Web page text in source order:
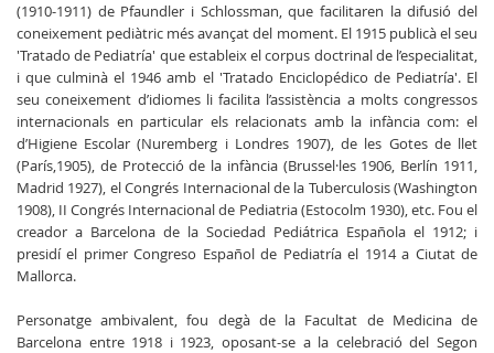
(1910-1911) de Pfaundler i Schlossman, que facilitaren la difusió del
coneixement pediàtric més avançat del moment. El 1915 publicà el seu
'Tratado de Pediatría' que estableix el corpus doctrinal de l’especialitat,
i que culminà el 1946 amb el 'Tratado Enciclopédico de Pediatría'. El
seu coneixement d’idiomes li facilita l’assistència a molts congressos
internacionals en particular els relacionats amb la infància com: el
d’Higiene Escolar (Nuremberg i Londres 1907), de les Gotes de llet
(París,1905), de Protecció de la infància (Brussel·les 1906, Berlín 1911,
Madrid 1927), el Congrés Internacional de la Tuberculosis (Washington
1908), II Congrés Internacional de Pediatria (Estocolm 1930), etc. Fou el
creador a Barcelona de la Sociedad Pediátrica Española el 1912; i
presidí el primer Congreso Español de Pediatría el 1914 a Ciutat de
Mallorca.
Personatge ambivalent, fou degà de la Facultat de Medicina de
Barcelona entre 1918 i 1923, oposant-se a la celebració del Segon